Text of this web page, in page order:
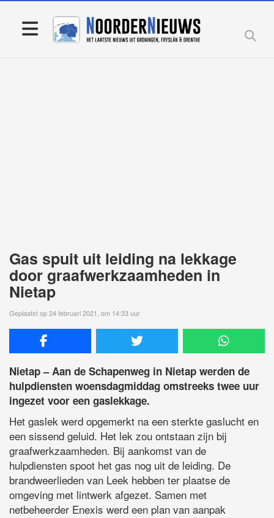
Gas spuit uit leiding na lekkage
door graafwerkzaamheden in
Nietap
Geplaatst op 24 februari 2021, om 14:33 uur
Nietap – Aan de Schapenweg in Nietap werden de
hulpdiensten woensdagmiddag omstreeks twee uur
ingezet voor een gaslekkage.
Het gaslek werd opgemerkt na een sterkte gaslucht en
een sissend geluid. Het lek zou ontstaan zijn bij
graafwerkzaamheden. Bij aankomst van de
hulpdiensten spoot het gas nog uit de leiding. De
brandweerlieden van Leek hebben ter plaatse de
omgeving met lintwerk afgezet. Samen met
netbeheerder Enexis werd een plan van aanpak